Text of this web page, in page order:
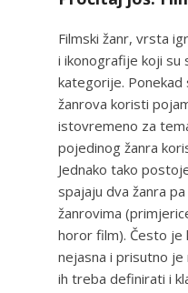
Filmski žanr, vrsta
i ikonografije koji su
kategorije. Ponekad
žanrova koristi
istovremeno za
pojedinog žanra
Jednako tako
spajaju dva žanra
žanrovima
horor film). Često je
nejasna i prisutno je
ih treba definirati i